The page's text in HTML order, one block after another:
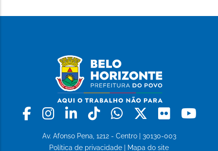
Facebook
Instagram
LinkedinTiktokWhatsapp
X Flickr
Av. Afonso Pena, 1212 - Centro | 30130-003
Política de privacidade
Mapa do site